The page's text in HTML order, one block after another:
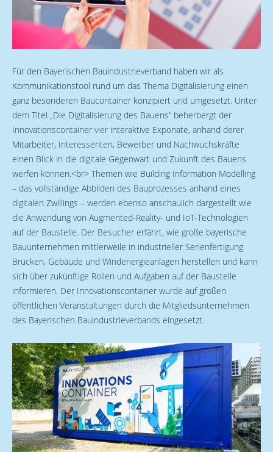
Für den Bayerischen Bauindustrieverband haben wir als
Kommunikationstool rund um das Thema Digitalisierung einen
ganz besonderen Baucontainer konzipiert und umgesetzt. Unter
dem Titel „Die Digitalisierung des Bauens“ beherbergt der
Innovationscontainer vier interaktive Exponate, anhand derer
Mitarbeiter, Interessenten, Bewerber und Nachwuchskräfte
einen Blick in die digitale Gegenwart und Zukunft des Bauens
werfen können.<br> Themen wie Building Information Modelling
– das vollständige Abbilden des Bauprozesses anhand eines
digitalen Zwillings – werden ebenso anschaulich dargestellt wie
die Anwendung von Augmented-Reality- und IoT-Technologien
auf der Baustelle. Der Besucher erfährt, wie große bayerische
Bauunternehmen mittlerweile in industrieller Serienfertigung
Brücken, Gebäude und Windenergieanlagen herstellen und kann
sich über zukünftige Rollen und Aufgaben auf der Baustelle
informieren. Der Innovationscontainer wurde auf großen
öffentlichen Veranstaltungen durch die Mitgliedsunternehmen
des Bayerischen Bauindustrieverbands eingesetzt.